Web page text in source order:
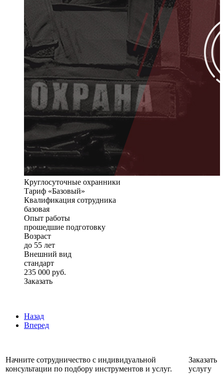
Круглосуточные охранники
Тариф «Базовый»
Квалификация сотрудника
базовая
Опыт работы
прошедшие подготовку
Возраст
до 55 лет
Внешний вид
стандарт
235 000 руб.
Заказать
Назад
Вперед
Начните сотрудничество с индивидуальной
консультации по подбору инструментов и услуг.
Заказать
услугу